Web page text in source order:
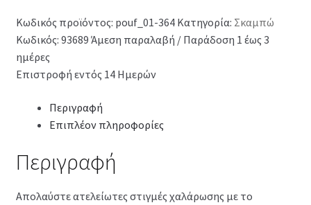
Κωδικός προϊόντος: pouf_01-364 Κατηγορία: Σκαμπώ
Κωδικός: 93689 Άμεση παραλαβή / Παράδοση 1 έως 3
ημέρες
Επιστροφή εντός 14 Ημερών
Περιγραφή
Επιπλέον πληροφορίες
Περιγραφή
Απολαύστε ατελείωτες στιγμές χαλάρωσης με το